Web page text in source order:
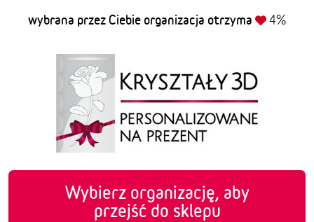
wybrana przez Ciebie organizacja otrzyma 4%
Wybierz organizację, aby
przejść do sklepu